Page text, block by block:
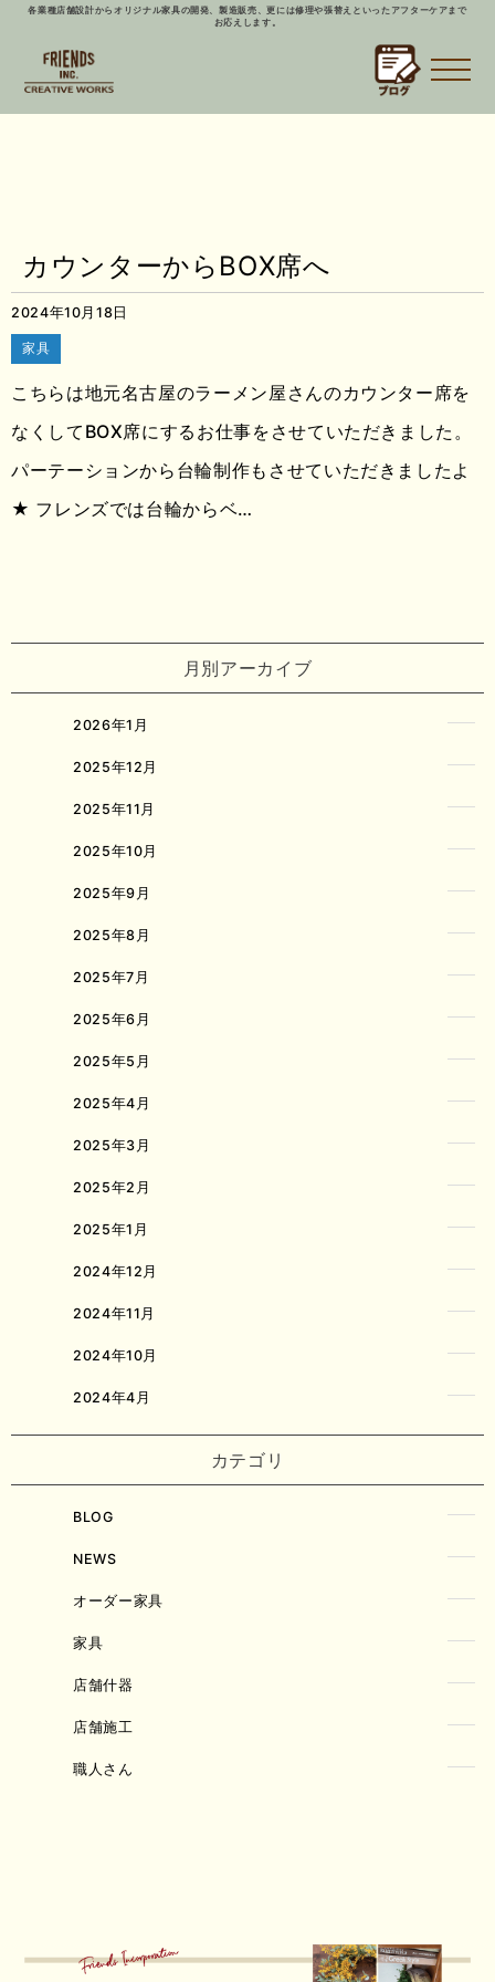
各業種店舗設計からオリジナル家具の開発、製造販売、更には修理や張替えといったアフターケアまで
お応えします。
カウンターからBOX席へ
2024年10月18日
家具
こちらは地元名古屋のラーメン屋さんのカウンター席を
なくしてBOX席にするお仕事をさせていただきました。
パーテーションから台輪制作もさせていただきましたよ
★ フレンズでは台輪からベ…
月別アーカイブ
2026年1月
2025年12月
2025年11月
2025年10月
2025年9月
2025年8月
2025年7月
2025年6月
2025年5月
2025年4月
2025年3月
2025年2月
2025年1月
2024年12月
2024年11月
2024年10月
2024年4月
カテゴリ
BLOG
NEWS
オーダー家具
家具
店舗什器
店舗施工
職人さん